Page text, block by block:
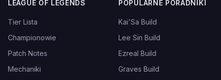
LEAGUE OF LEGENDS
Tier Lista
Championowie
Patch Notes
Mechaniki
POPULARNE PORADNIKI
Kai'Sa Build
Lee Sin Build
Ezreal Build
Graves Build